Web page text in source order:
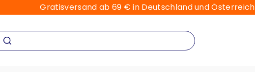
Gratisversand ab 69 € in Deutschland und Österreich